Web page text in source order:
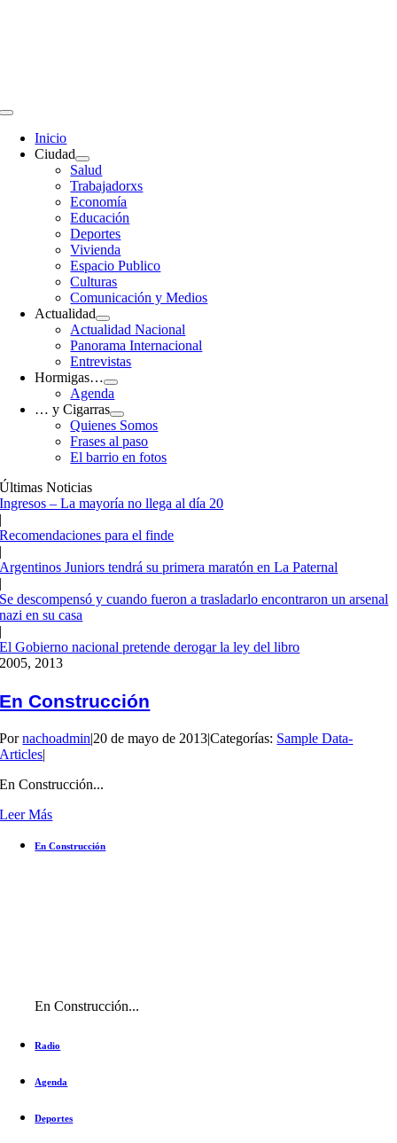
Toggle
Navigation
Inicio
Ciudad
Salud
Trabajadorxs
Economía
Educación
Deportes
Vivienda
Espacio Publico
Culturas
Comunicación y Medios
Actualidad
Actualidad Nacional
Panorama Internacional
Entrevistas
Hormigas…
Agenda
… y Cigarras
Quienes Somos
Frases al paso
El barrio en fotos
Últimas Noticias
Ingresos – La mayoría no llega al día 20
|
Recomendaciones para el finde
|
Argentinos Juniors tendrá su primera maratón en La Paternal
|
Se descompensó y cuando fueron a trasladarlo encontraron un arsenal
nazi en su casa
|
El Gobierno nacional pretende derogar la ley del libro
2005, 2013
En Construcción
Pornachoadmin|20 de mayo de 2013|Categorías: Sample Data-
Articles|
En Construcción...
Leer Más
En Construcción
En Construcción...
Radio
Agenda
Deportes